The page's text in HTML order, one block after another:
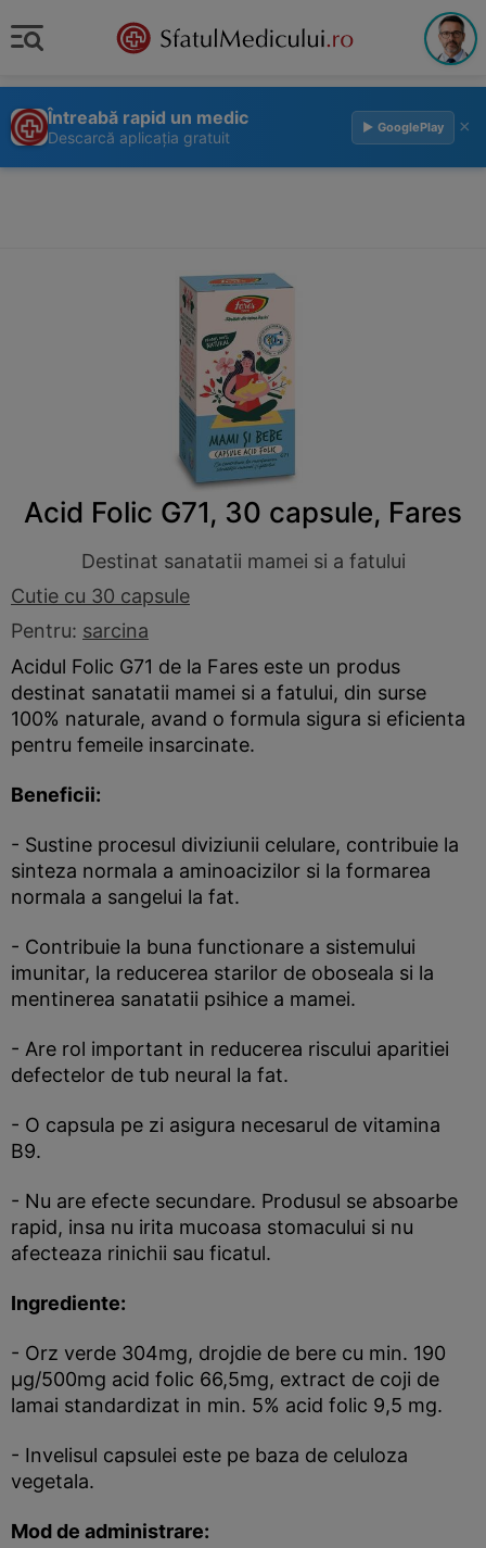
Întreabă rapid un medic
Descarcă aplicația gratuit
▶ GooglePlay ×
Acid Folic G71, 30 capsule, Fares
Destinat sanatatii mamei si a fatului
Cutie cu 30 capsule
Pentru: sarcina
Acidul Folic G71 de la Fares este un produs
destinat sanatatii mamei si a fatului, din surse
100% naturale, avand o formula sigura si eficienta
pentru femeile insarcinate.
Beneficii:
- Sustine procesul diviziunii celulare, contribuie la
sinteza normala a aminoacizilor si la formarea
normala a sangelui la fat.
- Contribuie la buna functionare a sistemului
imunitar, la reducerea starilor de oboseala si la
mentinerea sanatatii psihice a mamei.
- Are rol important in reducerea riscului aparitiei
defectelor de tub neural la fat.
- O capsula pe zi asigura necesarul de vitamina
B9.
- Nu are efecte secundare. Produsul se absoarbe
rapid, insa nu irita mucoasa stomacului si nu
afecteaza rinichii sau ficatul.
Ingrediente:
- Orz verde 304mg, drojdie de bere cu min. 190
µg/500mg acid folic 66,5mg, extract de coji de
lamai standardizat in min. 5% acid folic 9,5 mg.
- Invelisul capsulei este pe baza de celuloza
vegetala.
Mod de administrare: